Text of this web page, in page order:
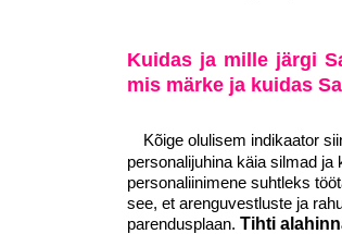
Kuidas ja mille järgi
mis märke ja kuidas
Kõige olulisem indikaator
personalijuhina käia silmad
personaliinimene suhtleks
see, et arenguvestluste ja
parendusplaan. Tihti